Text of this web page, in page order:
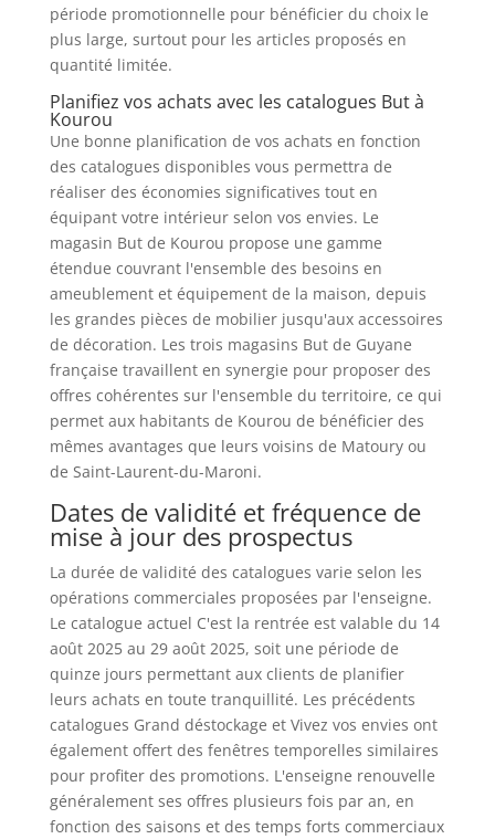
période promotionnelle pour bénéficier du choix le
plus large, surtout pour les articles proposés en
quantité limitée.
Planifiez vos achats avec les catalogues But à
Kourou
Une bonne planification de vos achats en fonction
des catalogues disponibles vous permettra de
réaliser des économies significatives tout en
équipant votre intérieur selon vos envies. Le
magasin But de Kourou propose une gamme
étendue couvrant l'ensemble des besoins en
ameublement et équipement de la maison, depuis
les grandes pièces de mobilier jusqu'aux accessoires
de décoration. Les trois magasins But de Guyane
française travaillent en synergie pour proposer des
offres cohérentes sur l'ensemble du territoire, ce qui
permet aux habitants de Kourou de bénéficier des
mêmes avantages que leurs voisins de Matoury ou
de Saint-Laurent-du-Maroni.
Dates de validité et fréquence de
mise à jour des prospectus
La durée de validité des catalogues varie selon les
opérations commerciales proposées par l'enseigne.
Le catalogue actuel C'est la rentrée est valable du 14
août 2025 au 29 août 2025, soit une période de
quinze jours permettant aux clients de planifier
leurs achats en toute tranquillité. Les précédents
catalogues Grand déstockage et Vivez vos envies ont
également offert des fenêtres temporelles similaires
pour profiter des promotions. L'enseigne renouvelle
généralement ses offres plusieurs fois par an, en
fonction des saisons et des temps forts commerciaux